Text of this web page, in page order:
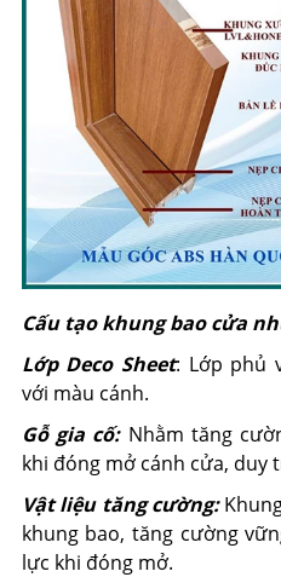
Cấu tạo khung bao cửa
Lớp Deco Sheet: Lớp phủ
với màu cánh.
Gỗ gia cố:Nhằm tăng
khi đóng mở cánh cửa, duy
Vật liệu tăng cường:
khung bao, tăng cường
lực khi đóng mở.